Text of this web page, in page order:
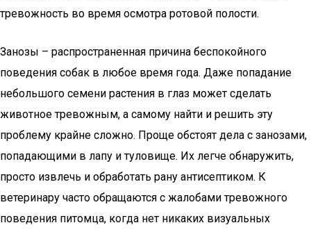
тревожность во время осмотра ротовой полости.
Занозы – распространенная причина беспокойного
поведения собак в любое время года. Даже попадание
небольшого семени растения в глаз может сделать
животное тревожным, а самому найти и решить эту
проблему крайне сложно. Проще обстоят дела с занозами,
попадающими в лапу и туловище. Их легче обнаружить,
просто извлечь и обработать рану антисептиком. К
ветеринару часто обращаются с жалобами тревожного
поведения питомца, когда нет никаких визуальных